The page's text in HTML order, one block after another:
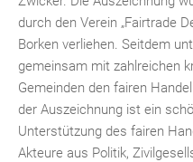
durch den Verein „Fairtrade
Borken verliehen. Seitdem
gemeinsam mit zahlreichen
Gemeinden den fairen
der Auszeichnung ist ein
Unterstützung des fairen
Akteure aus Politik,